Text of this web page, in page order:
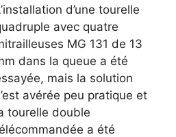
d’une tourelle
avec quatre
MG 131 de 13
dans la queue a été
mais la solution
avérée peu pratique et
tourelle double
a été